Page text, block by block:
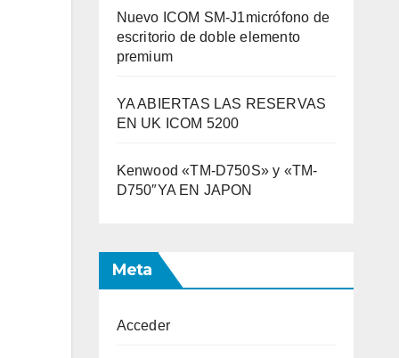
Nuevo ICOM SM-J1micrófono de
escritorio de doble elemento
premium
YA ABIERTAS LAS RESERVAS
EN UK ICOM 5200
Kenwood «TM-D750S» y «TM-
D750″YA EN JAPON
Meta
Acceder